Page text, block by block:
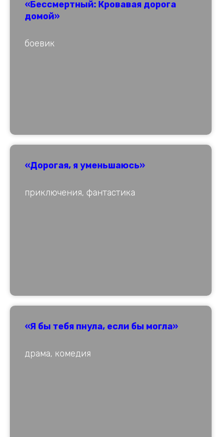
«Бессмертный: Кровавая дорога
домой»
боевик
«Дорогая, я уменьшаюсь»
приключения, фантастика
«Я бы тебя пнула, если бы могла»
драма, комедия